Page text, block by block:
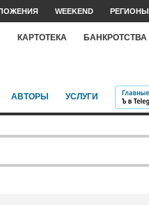
WEEKEND РЕГИОНЫ
КАРТОТЕКА БАНКРОТСТВА
АВТОРЫ УСЛУГИ